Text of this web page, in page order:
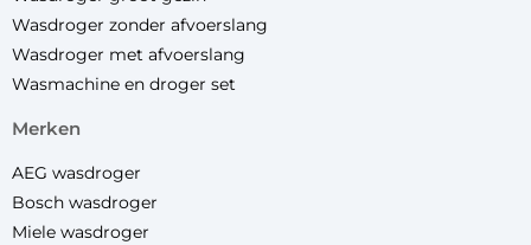
Wasdroger zonder afvoerslang
Wasdroger met afvoerslang
Wasmachine en droger set
merken
AEG wasdroger
Bosch wasdroger
Miele wasdroger